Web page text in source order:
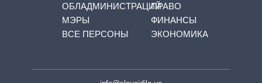
ОБЛАДМИНИСТРАЦИЙ
МЭРЫ
ВСЕ ПЕРСОНЫ
ПРАВО
ФИНАНСЫ
ЭКОНОМИКА